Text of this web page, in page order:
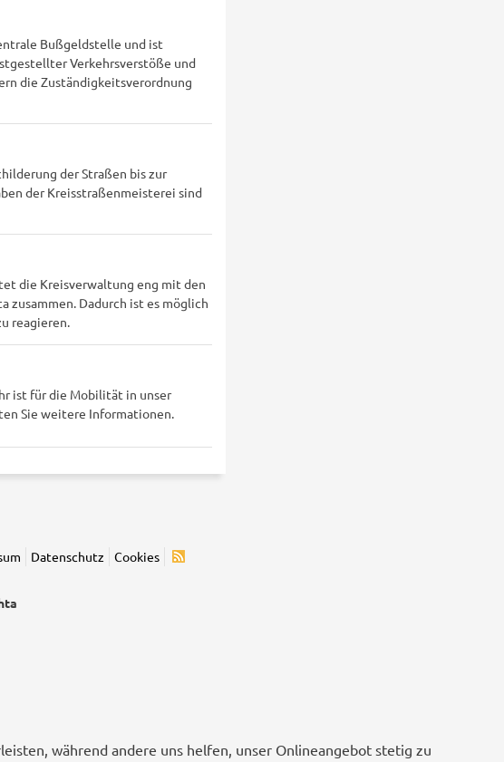
Bußgeldstelle und ist
Verkehrsverstöße und
die Zuständigkeitsverordnung
der Straßen bis zur
der Kreisstraßenmeisterei sind
die Kreisverwaltung eng mit den
zusammen. Dadurch ist es möglich
reagieren.
ist für die Mobilität in unser
Sie weitere Informationen.
Datenschutz Cookies
während andere uns helfen, unser Onlineangebot stetig zu